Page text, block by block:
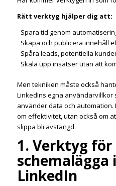
Rätt verktyg hjälper dig att:
Spara tid genom
Skapa och publicera innehåll
Spåra leads, potentiella
Skala upp insatser utan att
Men tekniken måste också
LinkedIns egna användarvillkor
använder data och
om effektivitet, utan också om
slippa bli avstängd.
1. Verktyg
LinkedIn